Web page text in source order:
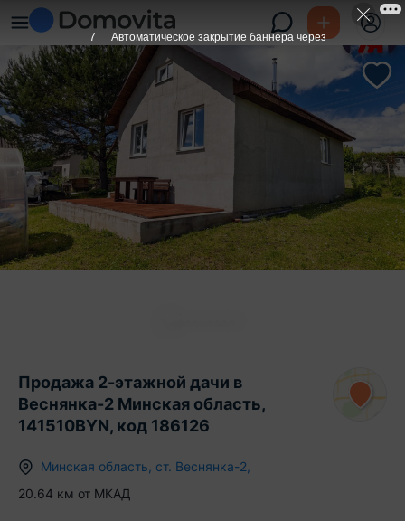
Продажа 2-этажной дачи в
Веснянка-2 Минская область,
141510BYN, код 186126
Минская область ст. Веснянка-2
20.64 км от МКАД
6 Автоматическое закрытие баннера через